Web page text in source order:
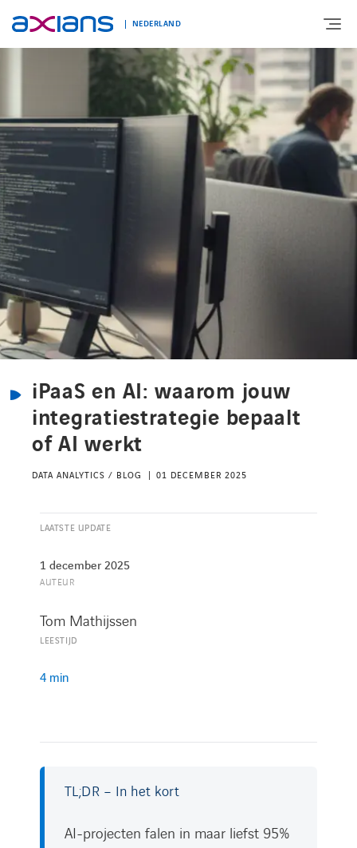
NEDERLAND
OVER AXIANS
EXPERTISE
NIEUWS & INSPIRATIE
Nieuws
Kennisbank
Referenties
Events
Contact
Werken bij Axians
iPaaS en AI: waarom jouw
integratiestrategie bepaalt
of AI werkt
DATA ANALYTICS / BLOG 01 DECEMBER 2025
LAATSTE UPDATE
1 december 2025
AUTEUR
Tom Mathijssen
LEESTIJD
4 min
TL;DR – In het kort
AI-projecten falen in maar liefst 95%